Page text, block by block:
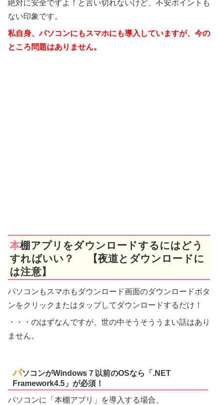
絶対に安全ですよ！と言い切れないけど、不安ポイントも
ない印象です。
私自身、パソコンにもスマホにも導入していますが、今の
ところ問題はありません。
本棚アプリをダウンロードするにはどう
すればいい？ 【夜道とダウンロードに
は注意】
パソコンもスマホもダウンロード画面のダウンロードボタ
ンをクリックまたはタップしてダウンロードするだけ！
・・・のはずなんですが、世の中そうそううまい話はあり
ません。
パソコンがWindows７以前のOSなら「.NET
Framework4.5」が必須！
パソコンに「本棚アプリ」を導入する場合、